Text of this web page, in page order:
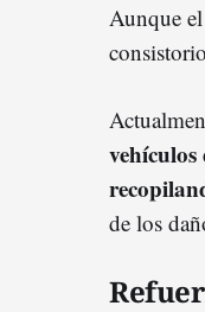
Aunque
de los